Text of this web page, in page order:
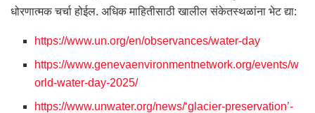
धोरणात्मक चर्चा होईल. अधिक माहितीसाठी खालील संकेतस्थळांना भेट द्या:
https://www.un.org/en/observances/water-day
https://www.genevaenvironmentnetwork.org/events/w
orld-water-day-2025/
https://www.unwater.org/news/‘glacier-preservation’-